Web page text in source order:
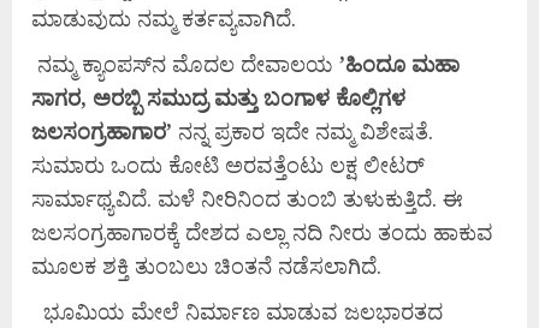
ಮಾಡುವುದು ನಮ್ಮ ಕರ್ತವ್ಯವಾಗಿದೆ.
ನಮ್ಮ ಕ್ಯಾಂಪಸ್‌ನ ಮೊದಲ ದೇವಾಲಯ ’ಹಿಂದೂ ಮಹಾ
ಸಾಗರ, ಅರಬ್ಬಿ ಸಮುದ್ರಮತ್ತು ಬಂಗಾಳ ಕೊಲ್ಲಿಗಳ
ಜಲಸಂಗ್ರಹಾಗಾರ’ ನನ್ನ ಪ್ರಕಾರ ಇದೇ ನಮ್ಮ ವಿಶೇಷತೆ.
ಸುಮಾರು ಒಂದು ಕೋಟಿ ಅರವತ್ತೆಂಟು ಲಕ್ಷ ಲೀಟರ್
ಸಾರ್ಮಾಥ್ಯವಿದೆ. ಮಳೆ ನೀರಿನಿಂದ ತುಂಬಿ ತುಳುಕುತ್ತಿದೆ. ಈ
ಜಲಸಂಗ್ರಹಾಗಾರಕ್ಕೆ ದೇಶದ ಎಲ್ಲಾ ನದಿ ನೀರು ತಂದು ಹಾಕುವ
ಮೂಲಕ ಶಕ್ತಿ ತುಂಬಲು ಚಿಂತನೆ ನಡೆಸಲಾಗಿದೆ.
ಭೂಮಿಯ ಮೇಲೆ ನಿರ್ಮಾಣ ಮಾಡುವ ಜಲಭಾರತದ